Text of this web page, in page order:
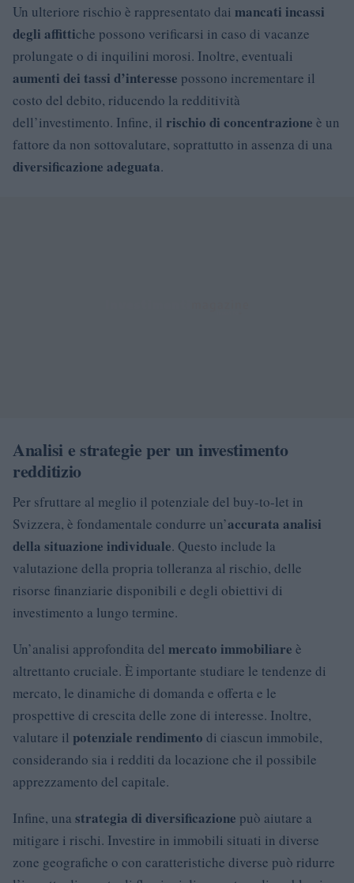
Un ulteriore rischio è rappresentato dai mancati incassi
degli affittiche possono verificarsi in caso di vacanze
prolungate o di inquilini morosi. Inoltre, eventuali
aumenti dei tassi d’interesse possono incrementare il
costo del debito, riducendo la redditività
dell’investimento. Infine, il rischio di concentrazione è un
fattore da non sottovalutare, soprattutto in assenza di una
diversificazione adeguata.
Analisi e strategie per un investimento
redditizio
Per sfruttare al meglio il potenziale del buy-to-let in
Svizzera, è fondamentale condurre un’accurata analisi
della situazione individuale. Questo include la
valutazione della propria tolleranza al rischio, delle
risorse finanziarie disponibili e degli obiettivi di
investimento a lungo termine.
Un’analisi approfondita del mercato immobiliare è
altrettanto cruciale. È importante studiare le tendenze di
mercato, le dinamiche di domanda e offerta e le
prospettive di crescita delle zone di interesse. Inoltre,
valutare il potenziale rendimento di ciascun immobile,
considerando sia i redditi da locazione che il possibile
apprezzamento del capitale.
Infine, una strategia di diversificazione può aiutare a
mitigare i rischi. Investire in immobili situati in diverse
zone geografiche o con caratteristiche diverse può ridurre